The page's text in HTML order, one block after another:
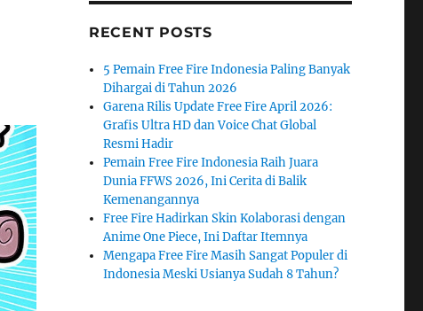
RECENT POSTS
5 Pemain Free Fire Indonesia Paling Banyak
Dihargai di Tahun 2026
Garena Rilis Update Free Fire April 2026:
Grafis Ultra HD dan Voice Chat Global
Resmi Hadir
Pemain Free Fire Indonesia Raih Juara
Dunia FFWS 2026, Ini Cerita di Balik
Kemenangannya
Free Fire Hadirkan Skin Kolaborasi dengan
Anime One Piece, Ini Daftar Itemnya
Mengapa Free Fire Masih Sangat Populer di
Indonesia Meski Usianya Sudah 8 Tahun?